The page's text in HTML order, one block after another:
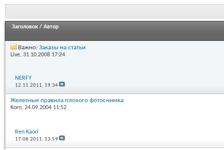
Заголовок / Автор
Важно: Заказы на статьи
Live, 31.10.2008 17:24
NERFY
12.11.2011, 19:34
Железные правила плохого фотоснимка
Korn, 24.09.2004 11:52
Ren Kaori
17.08.2011, 13:59